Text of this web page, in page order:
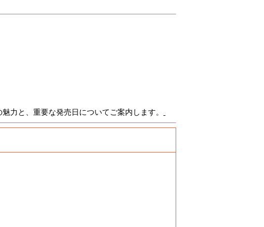
力と、重要な発売日についてご案内します。